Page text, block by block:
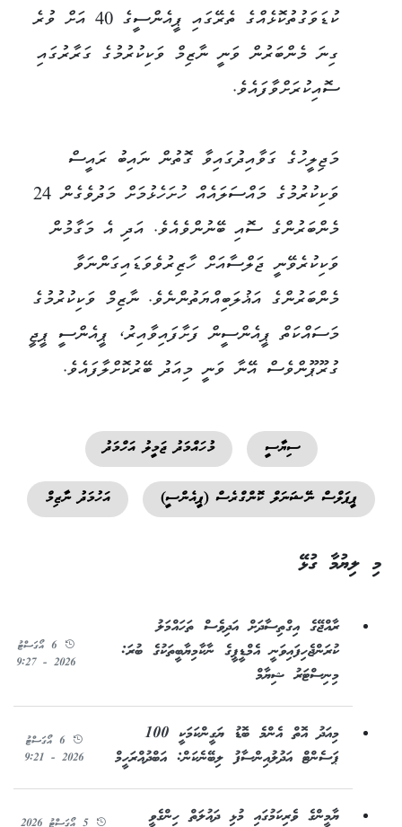
ކުޑަވަގުތުކޮޅެއްގެ ތެރޭގައި ޕީއެންސީގެ 40 އަށް ވުރެ
ގިނަ މެންބަރުން ވަނީ ނާޒިމް ވަކިކުރުމުގެ ގަރާރުގައި
ސޮއިކުރަށްވާފައެވެ.
މަޖިލީހުގެ ގަވާއިދުގައިވާ ގޮތުން ނައިބު ރައީސް
ވަކިކުރުމުގެ މައްސަލައެއް ހުށަހެޅުމަށް މަދުވެގެން 24
މެންބަރުންގެ ސޮއި ބޭނުންވެއެވެ. އަދި އެ މަގާމުން
ވަކިކުރެވޭނީ ޖަލްސާއަށް ހާޒިރުވެވަޑައިގަންނަވާ
މެންބަރުންގެ އަޣުލަބިއްޔަތުންނެވެ. ނާޒިމް ވަކިކުރުމުގެ
މަސައްކަތް ޕީއެންސީން ފަށާފައިވާއިރު، ޕީއެންސީ ޕީޖީ
ގުރޫޕޫންވެސް އޭނާ ވަނީ މިއަދު ބޭރުކޮށްލާފައެވެ.
ސިޔާސީ މުހައްމަދު ޖަމީލު އަހްމަދު
ޕީޕަލްސް ނޭޝަނަލް ކޮންގްރެސް (ޕީއެންސީ) އަހުމަދު ނާޒިމް
މި ލިޔުމާ ގުޅޭ
ރާއްޖޭގެ އިގްތިސާދަށް އަދިވެސް ތަހައްމަލު
ކުރަންޖެހިފައިވަނީ އެމްޑީޕީގެ ނާކާމިޔާބީތަކުގެ ބުރަ:
މިނިސްޓަރު ޝިޔާމް
6 އޯގަސްޓު
2026 - 9:27
މިއަދު އޮތް އެންމެ ބޮޑު ޔަގީންކަމަކީ 100
ޕަސެންޓް އަދުލުއިންސާފު ލިބޭނެކަން: އަބްދުއްރަހީމް
6 އޯގަސްޓު
2026 - 9:21
ޔާމީންގެ ވެރިކަމުގައި މުޅި ދައުލަތް ހިންގެވީ
5 އޯގަސްޓު 2026